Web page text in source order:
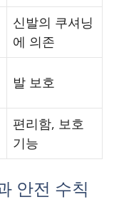
신발의 쿠셔닝
에 의존
발 보호
편리함, 보호
기능
안전 수칙